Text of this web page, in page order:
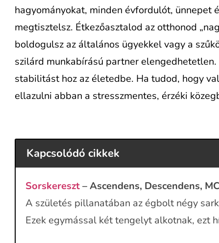
hagyományokat, minden évfordulót, ünnepet
megtisztelsz. Étkezőasztalod az otthonod
boldogulsz az általános ügyekkel vagy a
szilárd munkabírású partner
stabilitást hoz az életedbe. Ha tudod, hogy
ellazulni abban a stresszmentes, érzéki
Kapcsolódó cikkek
Sorskereszt– Ascendens, Descendens,
A születés pillanatában az égbolt négy
Ezek egymással két tengelyt alkotnak, ezt